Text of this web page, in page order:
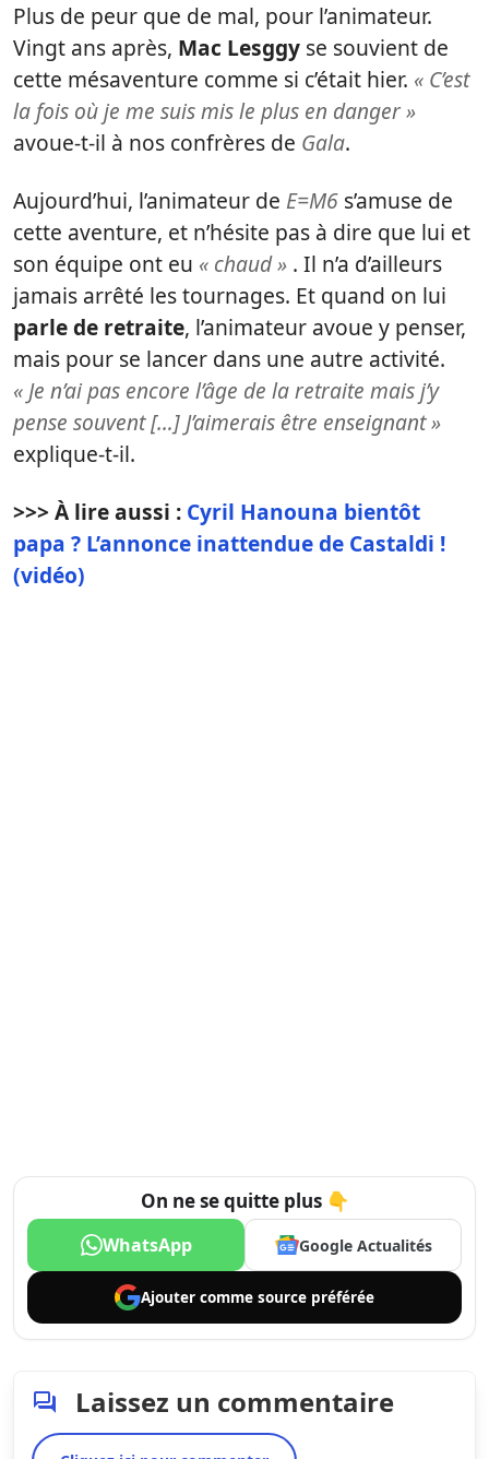
Plus de peur que de mal, pour l’animateur.
Vingt ans après, Mac Lesggy se souvient de
cette mésaventure comme si c’était hier. « C’est
la fois où je me suis mis le plus en danger »
avoue-t-il à nos confrères de Gala.
Aujourd’hui, l’animateur de E=M6 s’amuse de
cette aventure, et n’hésite pas à dire que lui et
son équipe ont eu « chaud » . Il n’a d’ailleurs
jamais arrêté les tournages. Et quand on lui
parle de retraite, l’animateur avoue y penser,
mais pour se lancer dans une autre activité.
« Je n’ai pas encore l’âge de la retraite mais j’y
pense souvent […] J’aimerais être enseignant »
explique-t-il.
>>> À lire aussi : Cyril Hanouna bientôt
papa ? L’annonce inattendue de Castaldi !
(vidéo)
On ne se quitte plus 👇
WhatsApp Google Actualités
Ajouter comme source préférée
Laissez un commentaire